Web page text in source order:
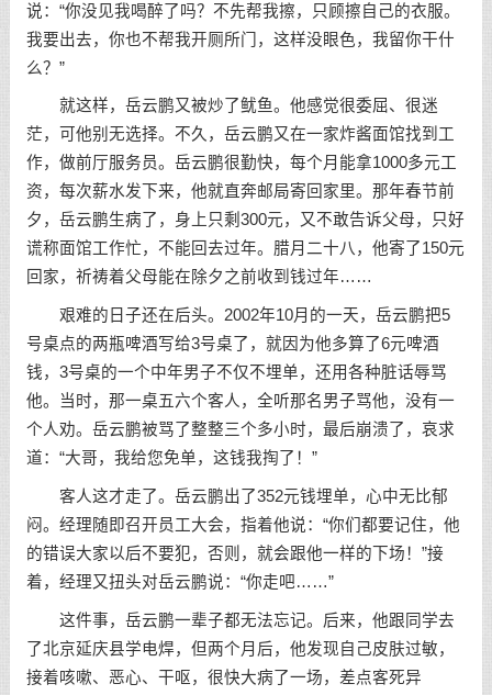
说：“你没见我喝醉了吗？不先帮我擦，只顾擦自己的衣服。
我要出去，你也不帮我开厕所门，这样没眼色，我留你干什
么？”
就这样，岳云鹏又被炒了鱿鱼。他感觉很委屈、很迷
茫，可他别无选择。不久，岳云鹏又在一家炸酱面馆找到工
作，做前厅服务员。岳云鹏很勤快，每个月能拿1000多元工
资，每次薪水发下来，他就直奔邮局寄回家里。那年春节前
夕，岳云鹏生病了，身上只剩300元，又不敢告诉父母，只好
谎称面馆工作忙，不能回去过年。腊月二十八，他寄了150元
回家，祈祷着父母能在除夕之前收到钱过年……
艰难的日子还在后头。2002年10月的一天，岳云鹏把5
号桌点的两瓶啤酒写给3号桌了，就因为他多算了6元啤酒
钱，3号桌的一个中年男子不仅不埋单，还用各种脏话辱骂
他。当时，那一桌五六个客人，全听那名男子骂他，没有一
个人劝。岳云鹏被骂了整整三个多小时，最后崩溃了，哀求
道：“大哥，我给您免单，这钱我掏了！”
客人这才走了。岳云鹏出了352元钱埋单，心中无比郁
闷。经理随即召开员工大会，指着他说：“你们都要记住，他
的错误大家以后不要犯，否则，就会跟他一样的下场！”接
着，经理又扭头对岳云鹏说：“你走吧……”
这件事，岳云鹏一辈子都无法忘记。后来，他跟同学去
了北京延庆县学电焊，但两个月后，他发现自己皮肤过敏，
接着咳嗽、恶心、干呕，很快大病了一场，差点客死异